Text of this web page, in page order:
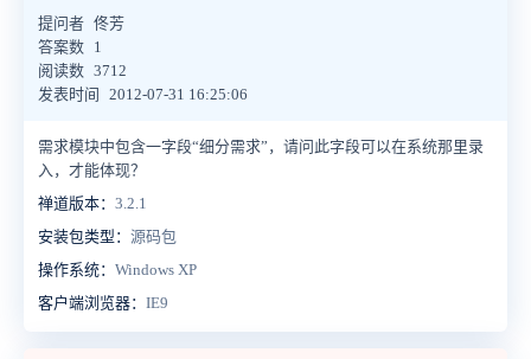
提问者 佟芳
答案数 1
阅读数 3712
发表时间
2012-07-31 16:25:06
需求模块中包含一字段“细分需求”，请问此字段可以在系统那里录
入，才能体现？
禅道版本： 3.2.1
安装包类型： 源码包
操作系统： Windows XP
客户端浏览器： IE9